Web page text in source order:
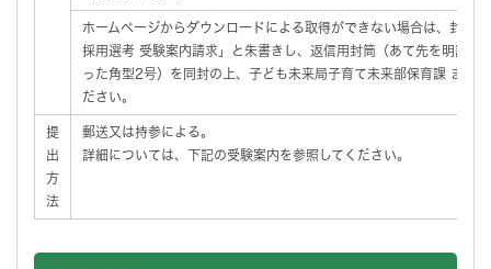
ホームページからダウンロードによる取得ができない場合は、封筒
採用選考 受験案内請求」と朱書きし、返信用封筒（あて先を明記し
った角型2号）を同封の上、子ども未来局子育て未来部保育課 まで
ださい。
提
出
方
法
郵送又は持参による。
詳細については、下記の受験案内を参照してください。